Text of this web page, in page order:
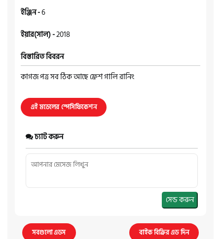
ইঞ্জিন -6
ইয়ার(সাল) -2018
বিস্তারিত বিবরন
কাগজ পত্র সব ঠিক আছে ফ্রেশ গালি রানিং
এই মডেলের স্পেসিফিকেশন
চ্যাট করুন
সেন্ড করুন
সবগুলো এডস বাইক বিক্রির এড দিন